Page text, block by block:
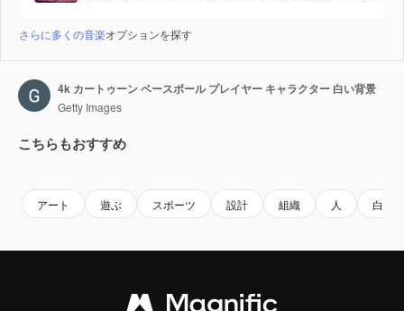
さらに多くの音楽オプションを探す
4k カートゥーン ベースボール プレイヤー キャラクター 白い背景
Getty Images
こちらもおすすめ
アート 遊ぶ スポーツ 設計 組織 人 白色